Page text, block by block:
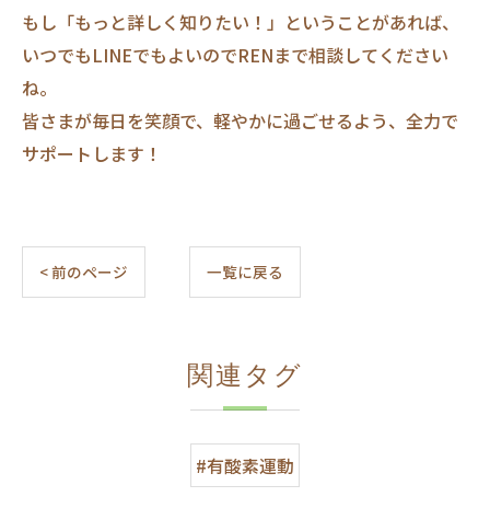
もし「もっと詳しく知りたい！」ということがあれば、
いつでもLINEでもよいのでRENまで相談してください
ね。
皆さまが毎日を笑顔で、軽やかに過ごせるよう、全力で
サポートします！
< 前のページ 一覧に戻る
関連タグ
#有酸素運動